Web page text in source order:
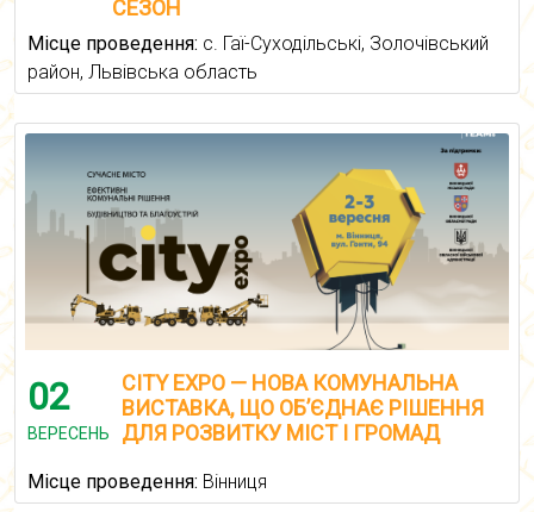
СЕЗОН
Місце проведення: с. Гаї-Суходільські, Золочівський
район, Львівська область
02
ВЕРЕСЕНЬ
CITY EXPO — НОВА КОМУНАЛЬНА
ВИСТАВКА, ЩО ОБ’ЄДНАЄ РІШЕННЯ
ДЛЯ РОЗВИТКУ МІСТ І ГРОМАД
Місце проведення: Вінниця